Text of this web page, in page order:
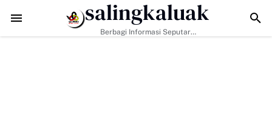
Data Sosial Jadi Kunci, Hj. Aida Dorong Nagari Aktif Pastikan
salingkaluak
Berbagi Informasi Seputar